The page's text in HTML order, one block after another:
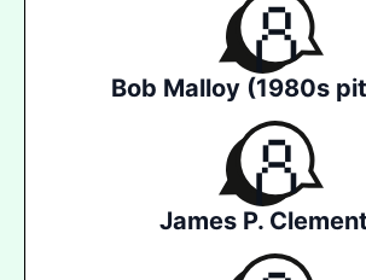
Bob Malloy (1980s
James P.